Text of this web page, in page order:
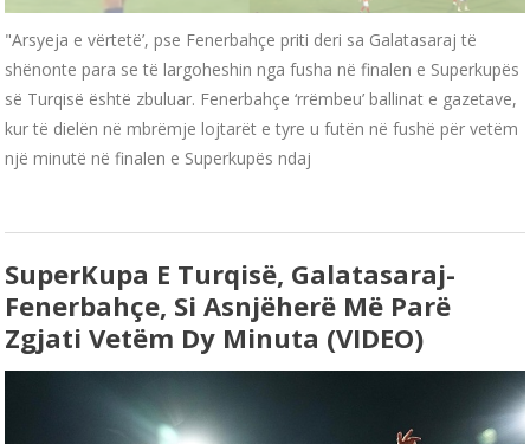
"Arsyeja e vërtetë’, pse Fenerbahçe priti deri sa Galatasaraj të
shënonte para se të largoheshin nga fusha në finalen e Superkupës
së Turqisë është zbuluar. Fenerbahçe ‘rrëmbeu’ ballinat e gazetave,
kur të dielën në mbrëmje lojtarët e tyre u futën në fushë për vetëm
një minutë në finalen e Superkupës ndaj
SuperKupa E Turqisë, Galatasaraj-
Fenerbahçe, Si Asnjëherë Më Parë
Zgjati Vetëm Dy Minuta (VIDEO)